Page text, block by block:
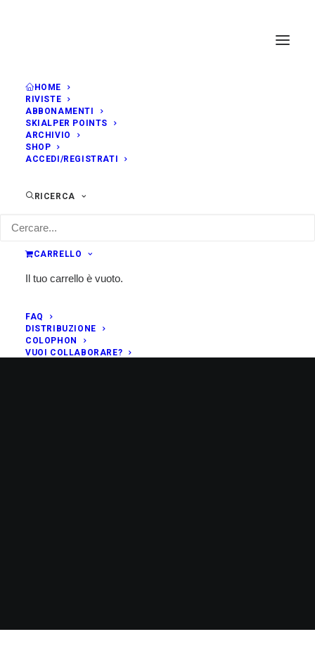
HOME
RIVISTE
ABBONAMENTI
SKIALPER POINTS
ARCHIVIO
SHOP
ACCEDI/REGISTRATI
RICERCA
CARRELLO
Il tuo carrello è vuoto.
FAQ
DISTRIBUZIONE
COLOPHON
VUOI COLLABORARE?